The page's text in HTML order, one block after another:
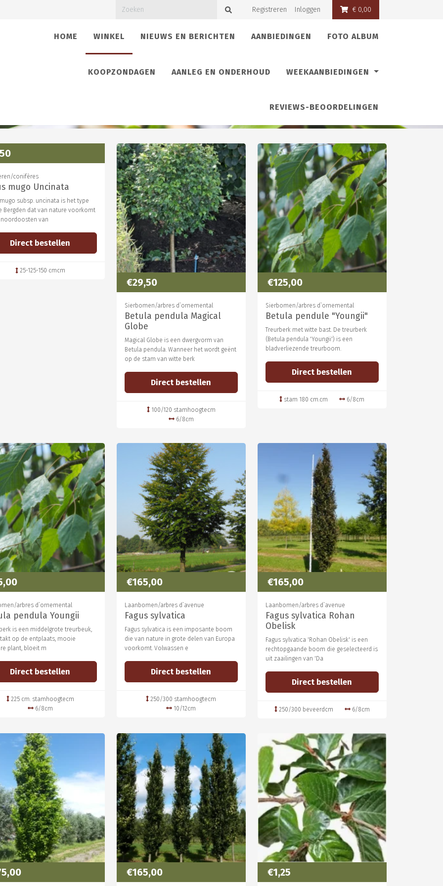
Registreren Inloggen € 0,00
HOME WINKEL (CURRENT)
NIEUWS EN BERICHTEN AANBIEDINGEN FOTO ALBUM
KOOPZONDAGEN AANLEG EN ONDERHOUD WEEKAANBIEDINGEN
REVIEWS-BEOORDELINGEN
conifères
mugo Uncinata
subsp. uncinata is het type
Bergden dat van nature voorkomt
van
Direct bestellen
25-125-150 cmcm
€29,50
Sierbomen/arbres d`ornemental
Betula pendula Magical
Globe
Magical Globe is een dwergvorm van
Betula pendula. Wanneer het wordt geënt
op de stam van witte berk
Direct bestellen
100/120 stamhoogtecm
6/8cm
€125,00
Sierbomen/arbres d`ornemental
Betula pendule "Youngii"
Treurberk met witte bast. De treurberk
(Betula pendula 'Youngii') is een
bladverliezende treurboom.
Direct bestellen
stam 180 cm.cm 6/8cm
arbres d`ornemental
pendula Youngii
is een middelgrote treurbeuk,
op de entplaats, mooie
plant, bloeit m
Direct bestellen
225 cm. stamhoogtecm
6/8cm
€165,00
Laanbomen/arbres d`avenue
Fagus sylvatica
Fagus sylvatica is een imposante boom
die van nature in grote delen van Europa
voorkomt. Volwassen e
Direct bestellen
250/300 stamhoogtecm
10/12cm
€165,00
Laanbomen/arbres d`avenue
Fagus sylvatica Rohan
Obelisk
Fagus sylvatica 'Rohan Obelisk' is een
rechtopgaande boom die geselecteerd is
uit zaailingen van 'Da
Direct bestellen
250/300 beveerdcm 6/8cm
€165,00 €1,25